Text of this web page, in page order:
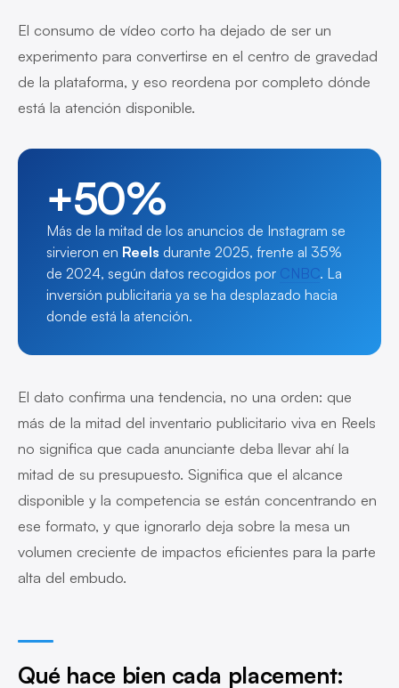
El consumo de vídeo corto ha dejado de ser un
experimento para convertirse en el centro de gravedad
de la plataforma, y eso reordena por completo dónde
está la atención disponible.
+50%
Más de la mitad de los anuncios de Instagram se
sirvieron en Reels durante 2025, frente al 35%
de 2024, según datos recogidos por CNBC. La
inversión publicitaria ya se ha desplazado hacia
donde está la atención.
El dato confirma una tendencia, no una orden: que
más de la mitad del inventario publicitario viva en Reels
no significa que cada anunciante deba llevar ahí la
mitad de su presupuesto. Significa que el alcance
disponible y la competencia se están concentrando en
ese formato, y que ignorarlo deja sobre la mesa un
volumen creciente de impactos eficientes para la parte
alta del embudo.
Qué hace bien cada placement: